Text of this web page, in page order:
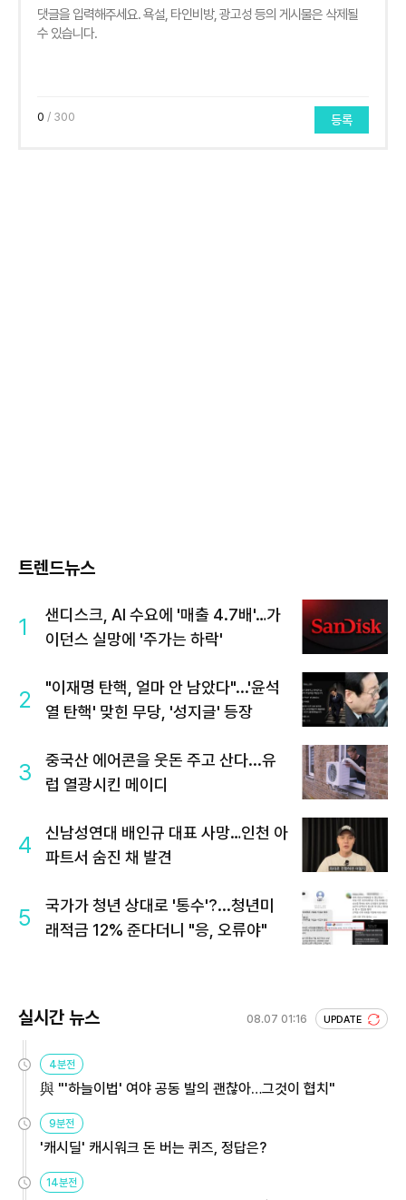
0 / 300 등록
트렌드뉴스
1
샌디스크, AI 수요에 '매출 4.7배'…가
이던스 실망에 '주가는 하락'
2
"이재명 탄핵, 얼마 안 남았다"...'윤석
열 탄핵' 맞힌 무당, '성지글' 등장
3
중국산 에어콘을 웃돈 주고 산다...유
럽 열광시킨 메이디
4
신남성연대 배인규 대표 사망…인천 아
파트서 숨진 채 발견
5
국가가 청년 상대로 '통수'?...청년미
래적금 12% 준다더니 "응, 오류야"
실시간 뉴스 08.07 01:16 UPDATE
4분전
與 "'하늘이법' 여야 공동 발의 괜찮아…그것이 협치"
9분전
'캐시딜' 캐시워크 돈 버는 퀴즈, 정답은?
14분전